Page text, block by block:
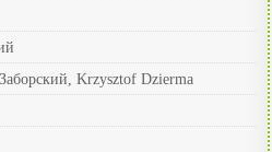
Krzysztof Dzierma